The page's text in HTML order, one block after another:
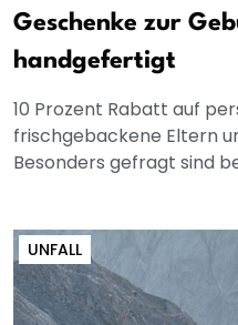
Geschenke zur
handgefertigt
10 Prozent Rabatt auf
frischgebackene Eltern
Besonders gefragt sind
UNFALL